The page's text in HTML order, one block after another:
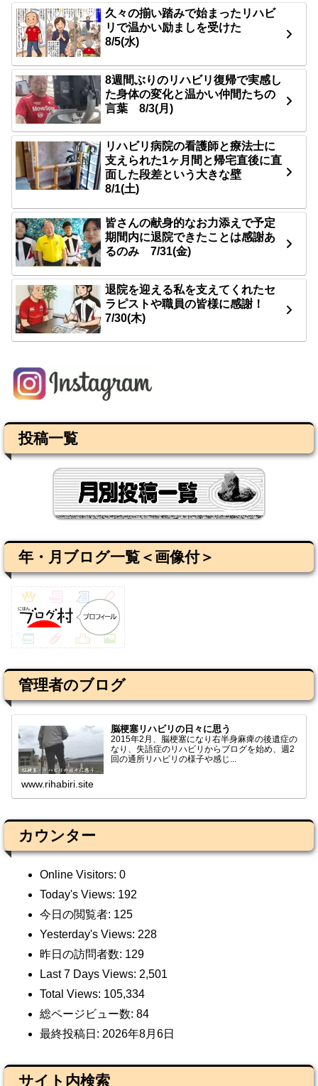
久々の揃い踏みで始まったリハビ
リで温かい励ましを受けた
8/5(水)
8週間ぶりのリハビリ復帰で実感し
た身体の変化と温かい仲間たちの
言葉 8/3(月)
リハビリ病院の看護師と療法士に
支えられた1ヶ月間と帰宅直後に直
面した段差という大きな壁
8/1(土)
皆さんの献身的なお力添えで予定
期間内に退院できたことは感謝あ
るのみ 7/31(金)
退院を迎える私を支えてくれたセ
ラピストや職員の皆様に感謝！
7/30(木)
投稿一覧
年・月ブログ一覧＜画像付＞
管理者のブログ
脳梗塞リハビリの日々に思う
2015年2月、脳梗塞になり右半身麻痺の後遺症の
なり、失語症のリハビリからブログを始め、週2
回の通所リハビリの様子や感じ...
www.rihabiri.site
カウンター
Online Visitors: 0
Today's Views: 192
今日の閲覧者: 125
Yesterday's Views: 228
昨日の訪問者数: 129
Last 7 Days Views: 2,501
Total Views: 105,334
総ページビュー数: 84
最終投稿日: 2026年8月6日
サイト内検索